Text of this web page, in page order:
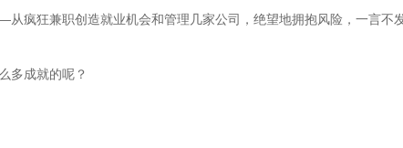
疯狂兼职创造就业机会和管理几家公司，绝望地拥抱风险，一言不
多成就的呢？